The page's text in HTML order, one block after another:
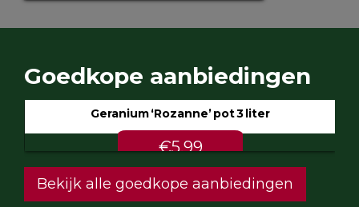
Goedkope aanbiedingen
Geranium ‘Rozanne’ pot 3 liter
€5.99
Bekijk alle goedkope aanbiedingen